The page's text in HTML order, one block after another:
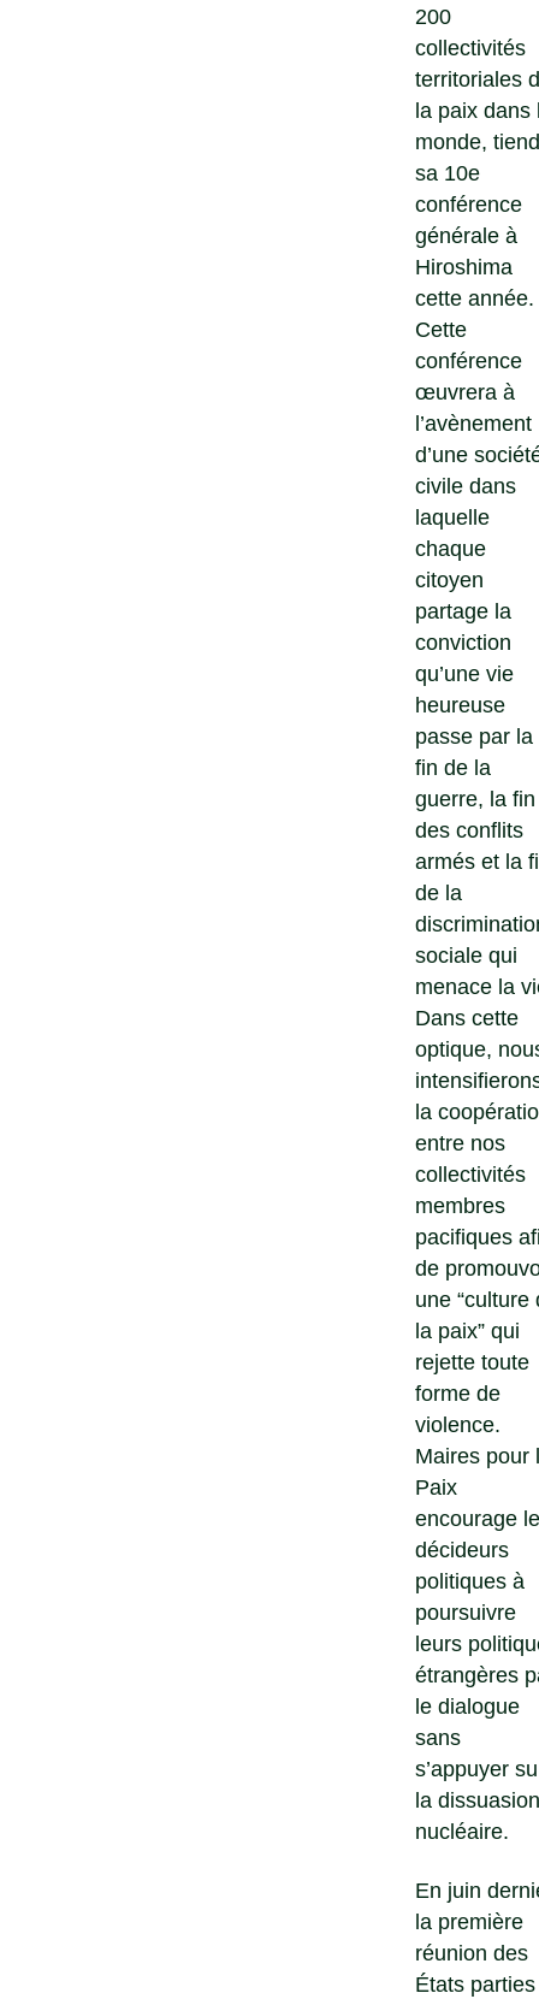
200
collectivités
territoriales
la paix dans
monde,
sa 10e
conférence
générale à
Hiroshima
cette année.
Cette
conférence
œuvrera à
l’avènement
d’une
civile dans
laquelle
chaque
citoyen
partage la
conviction
qu’une vie
heureuse
passe par la
fin de la
guerre, la fin
des conflits
armés et la
de la
sociale qui
menace la
Dans cette
optique,
la
entre nos
collectivités
membres
pacifiques
de
une “culture
la paix” qui
rejette toute
forme de
violence.
Maires pour
Paix
encourage
décideurs
politiques à
poursuivre
leurs
étrangères
le dialogue
sans
s’appuyer
la dissuasion
nucléaire.
En juin
la première
réunion des
États parties